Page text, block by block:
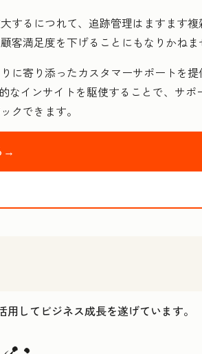
るにつれて、追跡管理はますます複
満足度を下げることにもなりかねま
寄り添ったカスタマーサポートを提
なインサイトを駆使することで、サポ
クできます。
→
してビジネス成長を遂げています。